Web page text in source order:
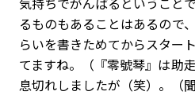
るものもあることはあるので
らいを書きためてからスター
てますね。（『零號琴』は助
息切れしましたが（笑）。（